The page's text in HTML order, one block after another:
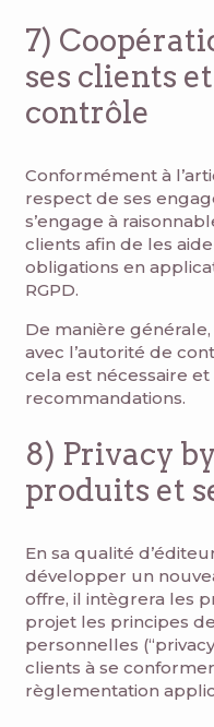
7)
ses clients
contrôle
Conformément à
respect de ses
s’engage à
clients afin de les
obligations en
RGPD.
De manière
avec l’autorité de
cela est nécessaire
recommandations.
8) Privacy
produits et
En sa qualité
développer un
offre, il intègrera les
projet les principes
personnelles
clients à se
règlementation